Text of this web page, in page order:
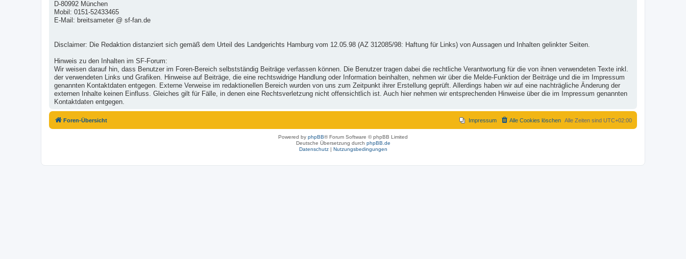
D-80992 München
Mobil: 0151-52433465
E-Mail: breitsameter @ sf-fan.de
Disclaimer: Die Redaktion distanziert sich gemäß dem Urteil des Landgerichts Hamburg vom 12.05.98 (AZ 312085/98: Haftung für Links) von Aussagen und Inhalten gelinkter Seiten.
Hinweis zu den Inhalten im SF-Forum:
Wir weisen darauf hin, dass Benutzer im Foren-Bereich selbstständig Beiträge verfassen können. Die Benutzer tragen dabei die rechtliche Verantwortung für die von ihnen verwendeten Texte inkl.
der verwendeten Links und Grafiken. Hinweise auf Beiträge, die eine rechtswidrige Handlung oder Information beinhalten, nehmen wir über die Melde-Funktion der Beiträge und die im Impressum
genannten Kontaktdaten entgegen. Externe Verweise im redaktionellen Bereich wurden von uns zum Zeitpunkt ihrer Erstellung geprüft. Allerdings haben wir auf eine nachträgliche Änderung der
externen Inhalte keinen Einfluss. Gleiches gilt für Fälle, in denen eine Rechtsverletzung nicht offensichtlich ist. Auch hier nehmen wir entsprechenden Hinweise über die im Impressum genannten
Kontaktdaten entgegen.
Foren-Übersicht Alle Zeiten sind UTC+02:00
Alle Cookies löschen
Impressum
Powered by phpBB® Forum Software © phpBB Limited
Deutsche Übersetzung durch phpBB.de
Datenschutz| Nutzungsbedingungen